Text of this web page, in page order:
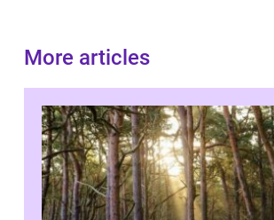
More articles